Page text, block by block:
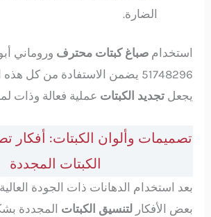
الضارة.
استخدامصباغ كبتات محترف وروماني
51748296 يضمن الاستفادة من كل
يجعلتجديد الكبتات عملية فعالة وذات
تصميمات وألوان الكبتات: أفكار
الكبتات المجددة
بعد استخدام الدهانات ذات الجودة
بعض الأفكارلتنسيق الكبتات المجددة